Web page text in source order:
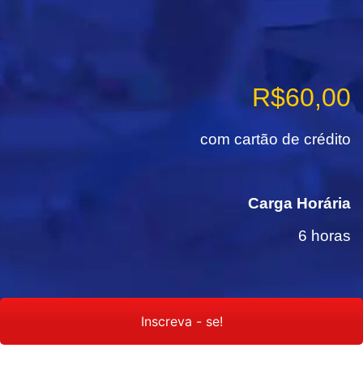
R$60,00
com cartão de crédito
Carga Horária
6 horas
Inscreva - se!